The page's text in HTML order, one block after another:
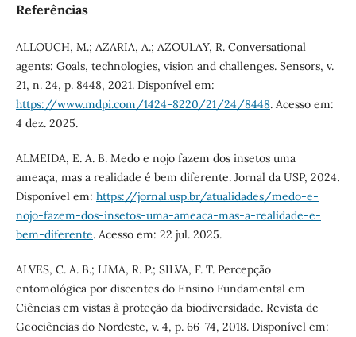
Referências
ALLOUCH, M.; AZARIA, A.; AZOULAY, R. Conversational
agents: Goals, technologies, vision and challenges. Sensors, v.
21, n. 24, p. 8448, 2021. Disponível em:
https://www.mdpi.com/1424-8220/21/24/8448. Acesso em:
4 dez. 2025.
ALMEIDA, E. A. B. Medo e nojo fazem dos insetos uma
ameaça, mas a realidade é bem diferente. Jornal da USP, 2024.
Disponível em: https://jornal.usp.br/atualidades/medo-e-
nojo-fazem-dos-insetos-uma-ameaca-mas-a-realidade-e-
bem-diferente. Acesso em: 22 jul. 2025.
ALVES, C. A. B.; LIMA, R. P.; SILVA, F. T. Percepção
entomológica por discentes do Ensino Fundamental em
Ciências em vistas à proteção da biodiversidade. Revista de
Geociências do Nordeste, v. 4, p. 66–74, 2018. Disponível em: